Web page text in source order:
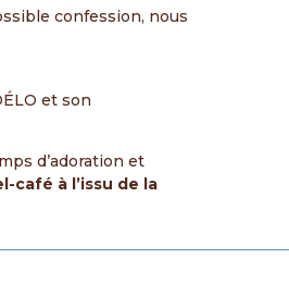
confession, nous
et son
d’adoration et
café à l’issu de la